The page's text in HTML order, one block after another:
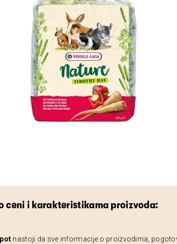
ceni i karakteristikama proizvoda:
nastoji da sve informacije o proizvodima,